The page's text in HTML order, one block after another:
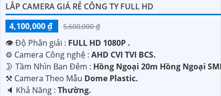
LẮP CAMERA GIÁ RẺ CÔNG TY FULL HD
4,100,000 ₫
5,600,000 ₫
👁 Độ Phân giải : FULL HD 1080P .
⚙ Camera Công nghệ : AHD CVI TVI BCS.
🌛 Tầm Nhìn Ban Đêm : Hồng Ngoại 20m Hồng Ngoại
⚒ Camera Theo Mẫu Dome Plastic.
️🔈 Khả Năng : Thường.